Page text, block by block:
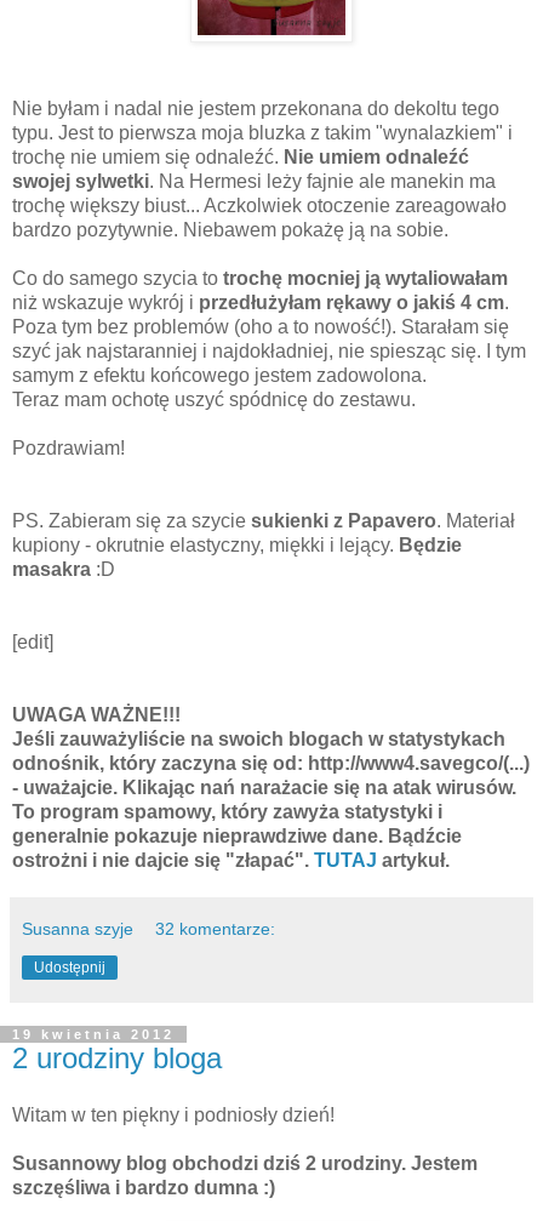
Nie byłam i nadal nie jestem przekonana do dekoltu tego
typu. Jest to pierwsza moja bluzka z takim "wynalazkiem" i
trochę nie umiem się odnaleźć. Nie umiem odnaleźć
swojej sylwetki. Na Hermesi leży fajnie ale manekin ma
trochę większy biust... Aczkolwiek otoczenie zareagowało
bardzo pozytywnie. Niebawem pokażę ją na sobie.
Co do samego szycia to trochę mocniej ją wytaliowałam
niż wskazuje wykrój i przedłużyłam rękawy o jakiś 4 cm.
Poza tym bez problemów (oho a to nowość!). Starałam się
szyć jak najstaranniej i najdokładniej, nie spiesząc się. I tym
samym z efektu końcowego jestem zadowolona.
Teraz mam ochotę uszyć spódnicę do zestawu.
Pozdrawiam!
PS. Zabieram się za szycie sukienki z Papavero. Materiał
kupiony - okrutnie elastyczny, miękki i lejący. Będzie
masakra :D
[edit]
UWAGA WAŻNE!!!
Jeśli zauważyliście na swoich blogach w statystykach
odnośnik, który zaczyna się od: http://www4.savegco/(...)
- uważajcie. Klikając nań narażacie się na atak wirusów.
To program spamowy, który zawyża statystyki i
generalnie pokazuje nieprawdziwe dane. Bądźcie
ostrożni i nie dajcie się "złapać". TUTAJ artykuł.
Susanna szyje 32 komentarze:
Udostępnij
19 kwietnia 2012
2 urodziny bloga
Witam w ten piękny i podniosły dzień!
Susannowy blog obchodzi dziś 2 urodziny. Jestem
szczęśliwa i bardzo dumna :)